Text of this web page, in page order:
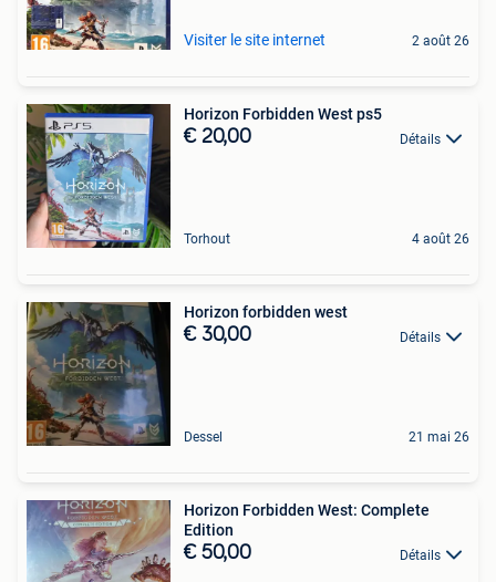
Visiter le site internet 2 août 26
Horizon Forbidden West ps5
€ 20,00 Détails
Torhout 4 août 26
Horizon forbidden west
€ 30,00 Détails
Dessel 21 mai 26
Horizon Forbidden West: Complete
Edition
€ 50,00 Détails